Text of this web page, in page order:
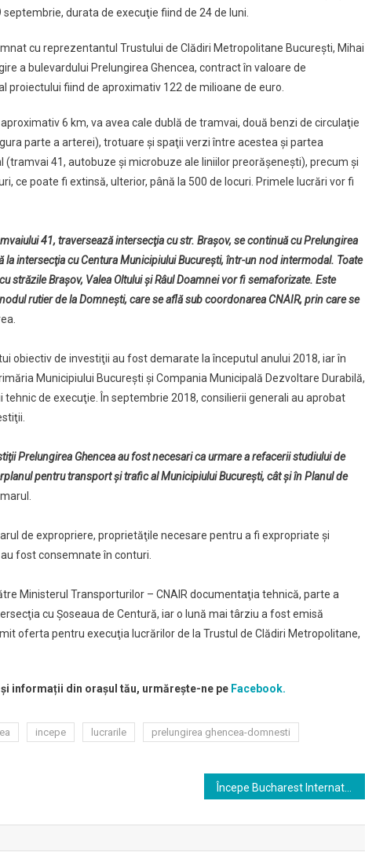
durata de execuţie fiind de 24 de luni.
cu reprezentantul Trustului de Clădiri Metropolitane Bucureşti, Mihai
a bulevardului Prelungirea Ghencea, contract în valoare de
fiind de aproximativ 122 de milioane de euro.
6 km, va avea cale dublă de tramvai, două benzi de circulaţie
parte a arterei), trotuare şi spaţii verzi între acestea şi partea
41, autobuze şi microbuze ale liniilor preorăşeneşti), precum şi
ce poate fi extinsă, ulterior, până la 500 de locuri. Primele lucrări vor fi
41, traversează intersecţia cu str. Braşov, se continuă cu Prelungirea
intersecţia cu Centura Municipiului Bucureşti, într-un nod intermodal. Toate
străzile Braşov, Valea Oltului şi Râul Doamnei vor fi semaforizate. Este
rutier de la Domneşti, care se află sub coordonarea CNAIR, prin care se
obiectiv de investiţii au fost demarate la începutul anului 2018, iar în
Municipiului Bucureşti şi Compania Municipală Dezvoltare Durabilă,
de execuţie. În septembrie 2018, consilierii generali au aprobat
Prelungirea Ghencea au fost necesari ca urmare a refacerii studiului de
pentru transport şi trafic al Municipiului Bucureşti, cât şi în Planul de
de expropriere, proprietăţile necesare pentru a fi expropriate şi
fost consemnate în conturi.
Ministerul Transporturilor – CNAIR documentaţia tehnică, parte a
cu Şoseaua de Centură, iar o lună mai târziu a fost emisă
oferta pentru execuţia lucrărilor de la Trustul de Clădiri Metropolitane,
informații din orașul tău, urmărește-ne pe Facebook.
incepe lucrarile
prelungirea ghencea-domnesti